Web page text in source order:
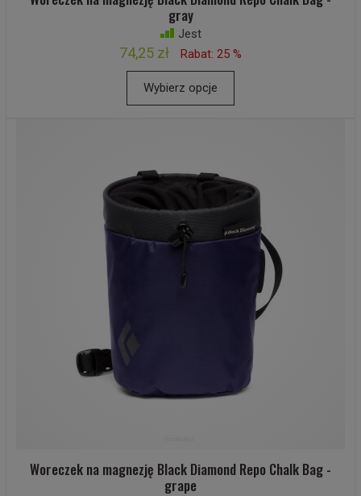
gray
Jest
74,25 zł Rabat: 25 %
Wybierz opcje
Woreczek na magnezję Black Diamond Repo Chalk Bag -
grape